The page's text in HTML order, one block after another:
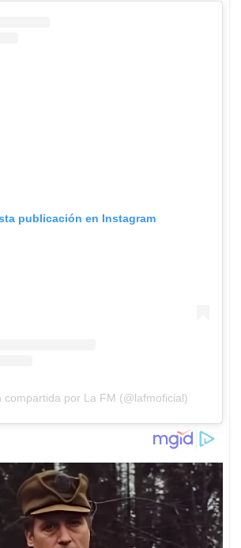
publicación en Instagram
compartida por La FM (@lafmoficial)